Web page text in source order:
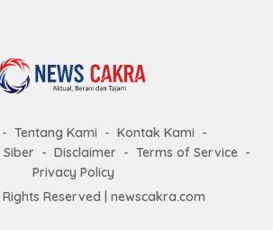
Tentang Kami
Kontak Kami
Siber
Disclaimer
Terms of Service
Privacy Policy
Reserved | newscakra.com